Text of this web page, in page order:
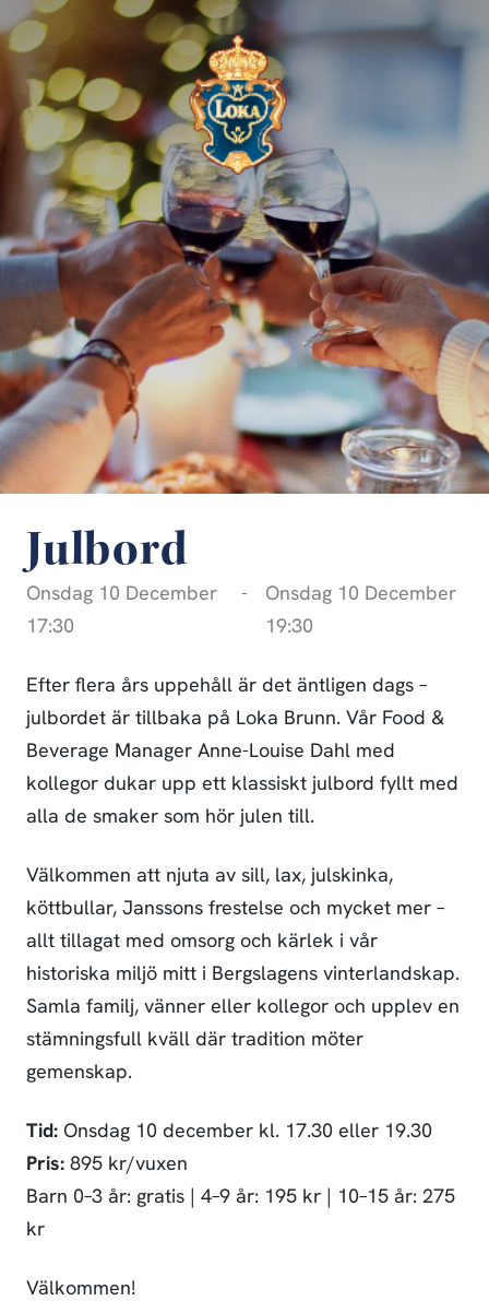
Julbord
Onsdag 10 December
17:30
-
Onsdag 10 December
19:30
Efter flera års uppehåll är det äntligen dags –
julbordet är tillbaka på Loka Brunn. Vår Food &
Beverage Manager Anne-Louise Dahl med
kollegor dukar upp ett klassiskt julbord fyllt med
alla de smaker som hör julen till.
Välkommen att njuta av sill, lax, julskinka,
köttbullar, Janssons frestelse och mycket mer –
allt tillagat med omsorg och kärlek i vår
historiska miljö mitt i Bergslagens vinterlandskap.
Samla familj, vänner eller kollegor och upplev en
stämningsfull kväll där tradition möter
gemenskap.
Tid: Onsdag 10 december kl. 17.30 eller 19.30
Pris: 895 kr/vuxen
Barn 0–3 år: gratis | 4–9 år: 195 kr | 10–15 år: 275
kr
Välkommen!